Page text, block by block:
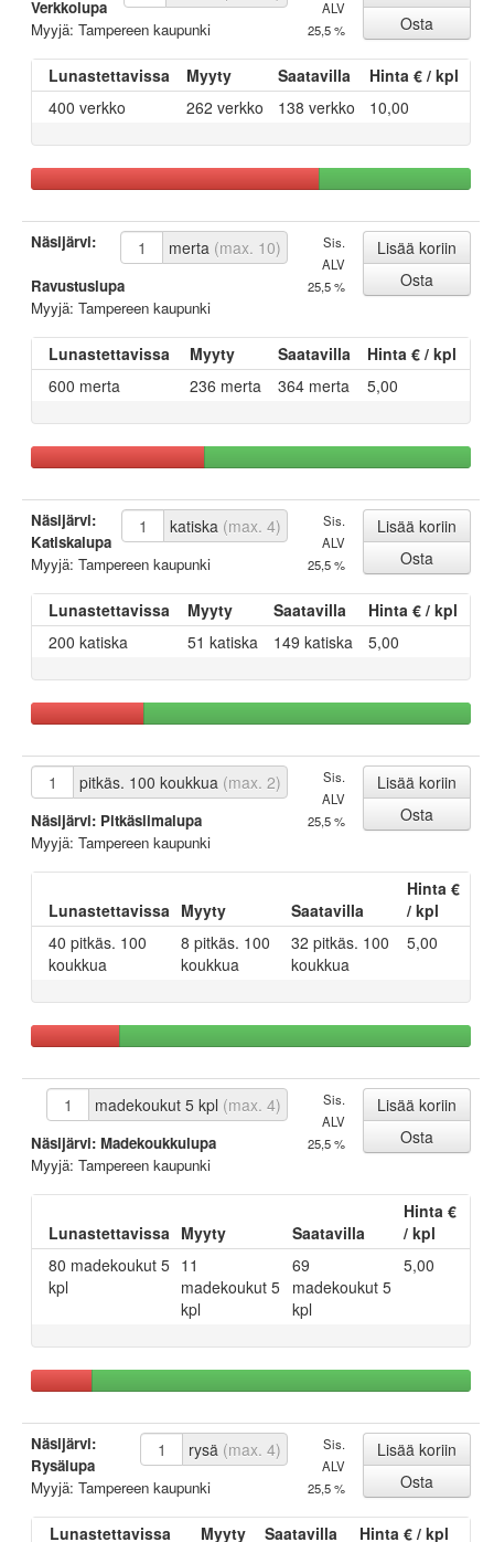
Verkkolupa
Myyjä: Tampereen kaupunki
ALV
25,5 %
Lunastettavissa Myyty Saatavilla
Hinta € / kpl
400 verkko
262 verkko 138 verkko 10,00
merta (max. 10)
Näsijärvi:
Ravustuslupa
Myyjä: Tampereen kaupunki
Sis.
ALV
25,5 %
Lunastettavissa Myyty Saatavilla
Hinta € / kpl
600 merta
236 merta 364 merta 5,00
katiska (max. 4)
Näsijärvi:
Katiskalupa
Myyjä: Tampereen kaupunki
Sis.
ALV
25,5 %
Lunastettavissa Myyty Saatavilla
Hinta € / kpl
200 katiska
51 katiska 149 katiska 5,00
pitkäs. 100 koukkua (max. 2)
Näsijärvi: Pitkäsiimalupa
Myyjä: Tampereen kaupunki
Sis.
ALV
25,5 %
Lunastettavissa Myyty Saatavilla
Hinta €
/ kpl
40 pitkäs. 100
koukkua
8 pitkäs. 100
koukkua
32 pitkäs. 100
koukkua
5,00
madekoukut 5 kpl (max. 4)
Näsijärvi: Madekoukkulupa
Myyjä: Tampereen kaupunki
Sis.
ALV
25,5 %
Lunastettavissa Myyty Saatavilla
Hinta €
/ kpl
80 madekoukut 5
kpl
11
madekoukut 5
kpl
69
madekoukut 5
kpl
5,00
rysä (max. 4)
Näsijärvi:
Rysälupa
Myyjä: Tampereen kaupunki
Sis.
ALV
25,5 %
Lunastettavissa Myyty Saatavilla Hinta € / kpl